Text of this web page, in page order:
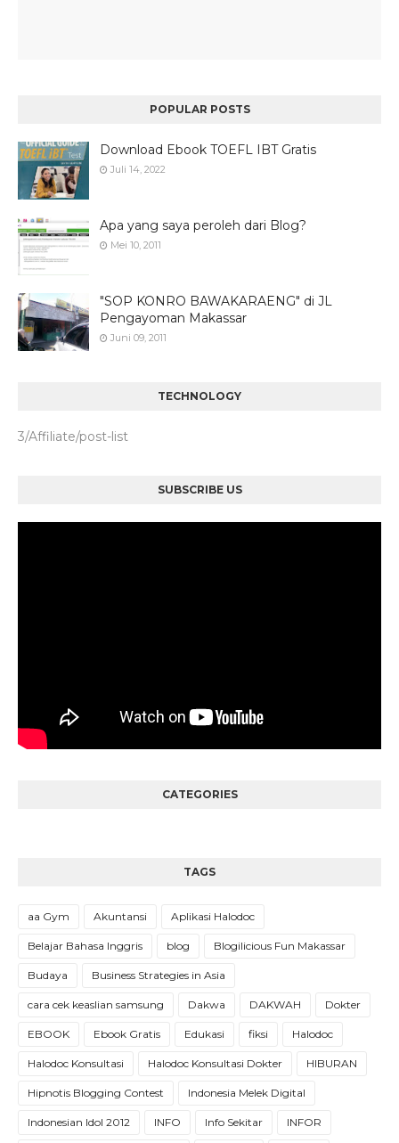
POPULAR POSTS
Download Ebook TOEFL IBT Gratis
Juli 14, 2022
Apa yang saya peroleh dari Blog?
Mei 10, 2011
"SOP KONRO BAWAKARAENG" di JL
Pengayoman Makassar
Juni 09, 2011
TECHNOLOGY
3/Affiliate/post-list
SUBSCRIBE US
CATEGORIES
TAGS
aa Gym Akuntansi Aplikasi Halodoc
Belajar Bahasa Inggris blog Blogilicious Fun Makassar
Budaya Business Strategies in Asia
cara cek keaslian samsung Dakwa DAKWAH Dokter
EBOOK Ebook Gratis Edukasi fiksi Halodoc
Halodoc Konsultasi Halodoc Konsultasi Dokter HIBURAN
Hipnotis Blogging Contest Indonesia Melek Digital
Indonesian Idol 2012 INFO Info Sekitar INFOR